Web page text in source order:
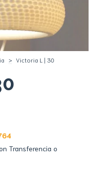
> Victoria L | 30
Transferencia o